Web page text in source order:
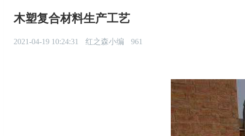
木塑复合材料生产工艺
2021-04-19 10:24:31 红之森小编 961